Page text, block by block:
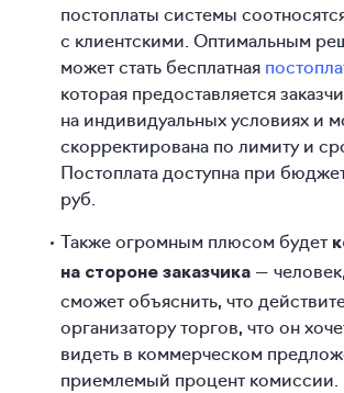
постоплаты системы
с клиентскими. Оптимальным
может стать бесплатная
которая предоставляется
на индивидуальных условиях и
скорректирована по лимиту и
Постоплата доступна при
руб.
Также огромным плюсом будет
на стороне заказчика —
сможет объяснить, что
организатору торгов, что он
видеть в коммерческом
приемлемый процент комиссии.